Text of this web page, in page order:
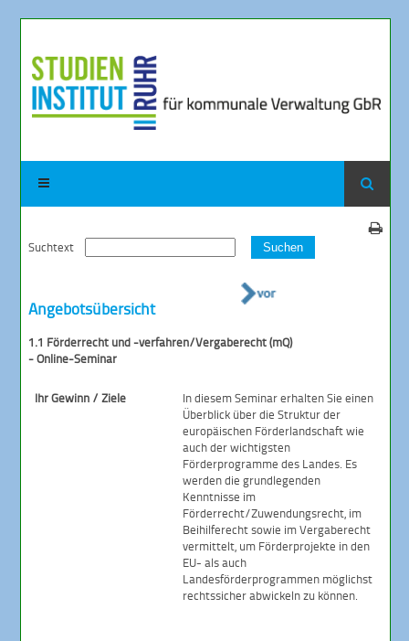
Suchtext Suchen
Angebotsübersicht
1.1 Förderrecht und -verfahren/Vergaberecht (mQ)
- Online-Seminar
Ihr Gewinn / Ziele
In diesem Seminar erhalten Sie einen
Überblick über die Struktur der
europäischen Förderlandschaft wie
auch der wichtigsten
Förderprogramme des Landes. Es
werden die grundlegenden
Kenntnisse im
Förderrecht/Zuwendungsrecht, im
Beihilferecht sowie im Vergaberecht
vermittelt, um Förderprojekte in den
EU- als auch
Landesförderprogrammen möglichst
rechtssicher abwickeln zu können.